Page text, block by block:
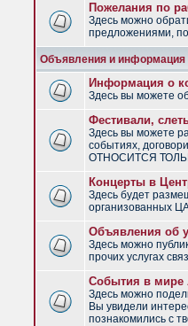
Пожелания по
Здесь можно
предложениями,
Объявления и информация
Информация о
Здесь вы можете
Фестивали,
Здесь вы можете
событиях,
ОТНОСИТСЯ
Концерты в
Здесь будет
организованных
Объявления об
Здесь можно
прочих услугах
События в мире
Здесь можно
Вы увидели
познакомились с